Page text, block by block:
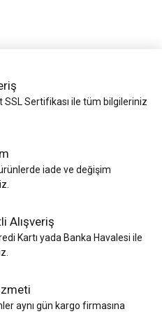
Sertifikası ile tüm bilgileriniz
iade ve değişim
Alışveriş
Kartı yada Banka Havalesi ile
aynı gün kargo firmasına